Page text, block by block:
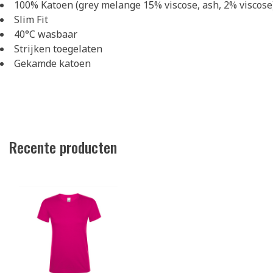
100% Katoen (grey melange 15% viscose, ash, 2%
Slim Fit
40°C wasbaar
Strijken toegelaten
Gekamde katoen
Recente producten